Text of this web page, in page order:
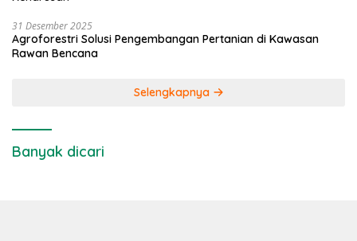
31 Desember 2025
Agroforestri Solusi Pengembangan Pertanian di Kawasan
Rawan Bencana
Selengkapnya
Banyak dicari